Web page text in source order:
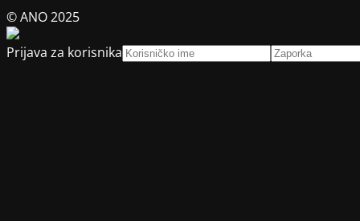
© ANO 2025
Prijava za korisnika